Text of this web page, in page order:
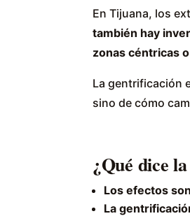
En Tijuana, los
también hay
zonas céntricas
La gentrificación
sino de cómo
¿Qué dice
Los efectos
La